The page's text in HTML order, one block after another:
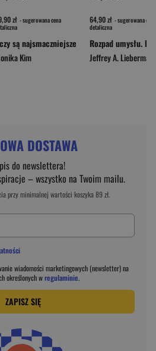
zł - sugerowana cena
są najsmaczniejsze
Kim
64,90 zł - sugerowana cena
detaliczna
Jeffrey A. Lieberman
DOSTAWA
do newslettera!
– wszystko na Twoim mailu.
przy minimalnej wartości koszyka 89 zł.
wiadomości marketingowych (newsletter) na
określonych wregulaminie.
ZAPISZ SIĘ